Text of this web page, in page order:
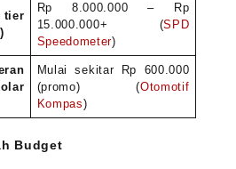
tier
Rp 8.000.000 – Rp
15.000.000+ (SPD
Speedometer)
Mulai sekitar Rp 600.000
(promo) (Otomotif
Kompas)
Budget